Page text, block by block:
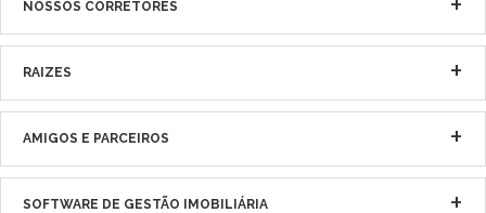
NOSSOS CORRETORES
RAIZES
AMIGOS E PARCEIROS
SOFTWARE DE GESTÃO IMOBILIÁRIA